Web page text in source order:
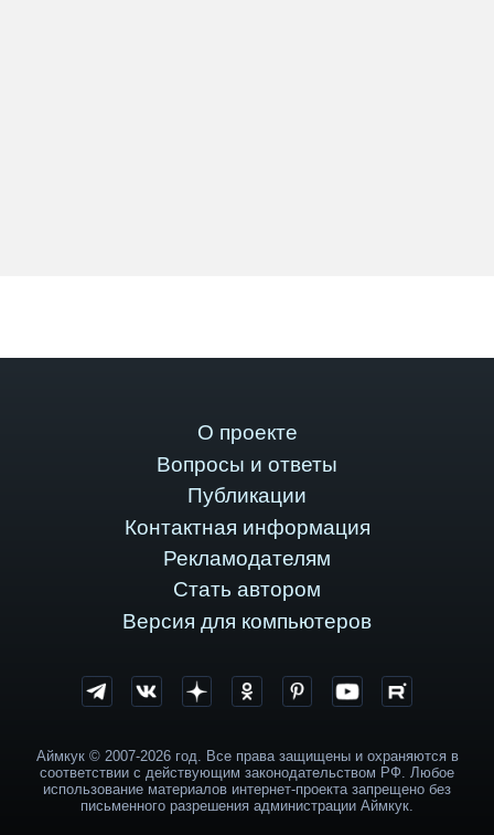
О проекте
Вопросы и ответы
Публикации
Контактная информация
Рекламодателям
Стать автором
Версия для компьютеров
Аймкук © 2007-2026 год. Все права защищены и охраняются в
соответствии с действующим законодательством РФ. Любое
использование материалов интернет-проекта запрещено без
письменного разрешения администрации Аймкук.